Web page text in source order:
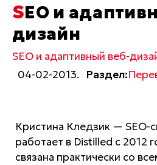
Отдельный вход \
info@lred.ru
SEO и адаптивный веб-
дизайн
SEO и адаптивный веб-
04-02-2013.
Раздел:
Кристина Кледзик — SEO-
работает в Distilled c 2012
связана практически со